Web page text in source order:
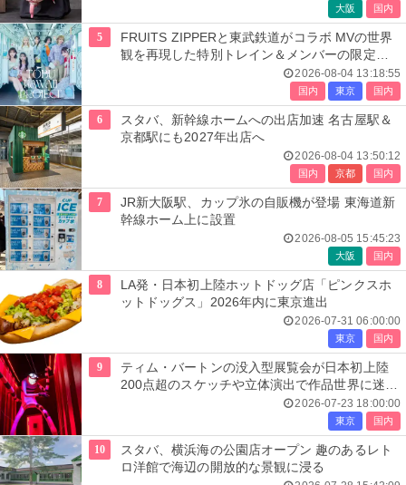
大阪 国内
5
FRUITS ZIPPERと東武鉄道がコラボ MVの世界
観を再現した特別トレイン＆メンバーの限定ア
2026-08-04 13:18:55
国内 東京 国内
6
スタバ、新幹線ホームへの出店加速 名古屋駅＆
京都駅にも2027年出店へ
2026-08-04 13:50:12
国内 京都 国内
7
JR新大阪駅、カップ氷の自販機が登場 東海道新
幹線ホーム上に設置
2026-08-05 15:45:23
大阪 国内
8
LA発・日本初上陸ホットドッグ店「ピンクスホ
ットドッグス」2026年内に東京進出
2026-07-31 06:00:00
東京 国内
9
ティム・バートンの没入型展覧会が日本初上陸
200点超のスケッチや立体演出で作品世界に迷い
2026-07-23 18:00:00
東京 国内
10
スタバ、横浜海の公園店オープン 趣のあるレト
ロ洋館で海辺の開放的な景観に浸る